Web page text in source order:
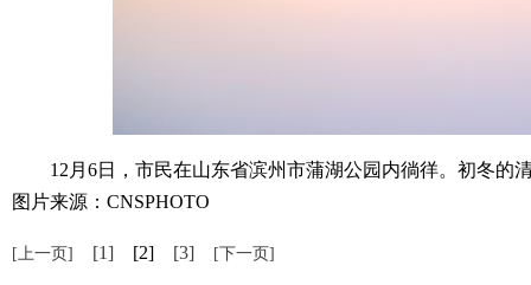
12月6日，市民在山东省滨州市蒲湖公园内徜徉。初冬的
图片来源：CNSPHOTO
[上一页] [1] [2] [3] [下一页]